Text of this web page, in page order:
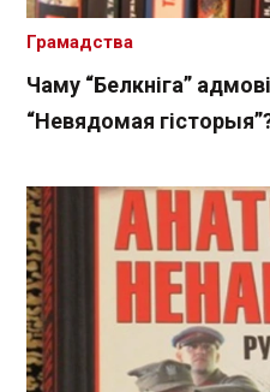
Чаму “Белкніга”
“Невядомая
Грамадства